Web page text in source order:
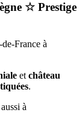
☆ Prestige
France à
et château
.
à